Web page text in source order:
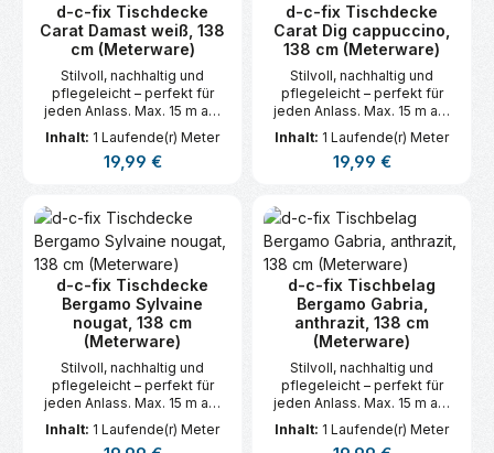
d-c-fix Tischdecke
Carat Damast weiß, 138
cm (Meterware)
Stilvoll, nachhaltig und
pflegeleicht – perfekt für
jeden Anlass. Max. 15 m am
Inhalt: 1 Laufende(r) Meter
Regulärer Preis:
19,99 €
d-c-fix Tischdecke
Carat Dig cappuccino,
138 cm (Meterware)
Stilvoll, nachhaltig und
pflegeleicht – perfekt für
jeden Anlass. Max. 15 m am
Inhalt: 1 Laufende(r) Meter
Regulärer Preis:
19,99 €
d-c-fix Tischdecke
Bergamo Sylvaine
nougat, 138 cm
(Meterware)
Stilvoll, nachhaltig und
pflegeleicht – perfekt für
jeden Anlass. Max. 15 m am
Inhalt: 1 Laufende(r) Meter
d-c-fix Tischbelag
Bergamo Gabria,
anthrazit, 138 cm
(Meterware)
Stilvoll, nachhaltig und
pflegeleicht – perfekt für
jeden Anlass. Max. 15 m am
Inhalt: 1 Laufende(r) Meter